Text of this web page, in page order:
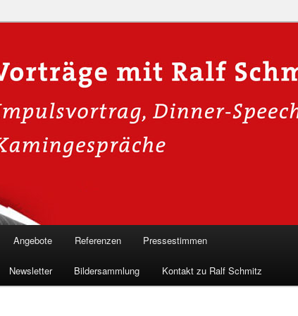
für Hackervorträge &
in die Welt der Cybersicherheit mit Ralf Schmitz. Erleben Sie Live-
& schützen Sie sich effektiv.
Angebote Referenzen Pressestimmen
Newsletter Bildersammlung Kontakt zu Ralf Schmitz